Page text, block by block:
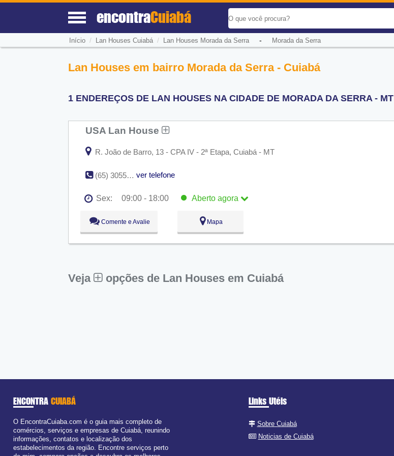
encontraCuiabá
Início / Lan Houses Cuiabá/ Lan Houses Morada da Serra- Morada da Serra
Lan Houses em bairro Morada da Serra - Cuiabá
1 ENDEREÇOS DE LAN HOUSES NA CIDADE DE MORADA DA SERRA - MT
USA Lan House
R. João de Barro, 13 - CPA IV - 2ª Etapa, Cuiabá - MT
(65) 3055-2026 ver telefone
Sex: 09:00 - 18:00 Aberto agora
Seg:
Ter:
09:00 - 18:00
Qua:
09:00 - 18:00
Qui:
09:00 - 18:00
Comente e Avalie Mapa
Veja opções de Lan Houses em Cuiabá
ENCONTRA CUIABÁ
O EncontraCuiaba.com é o guia mais completo de
comércios, serviços e empresas de Cuiabá, reunindo
informações, contatos e localização dos
estabelecimentos da região. Encontre serviços perto
Links Utéis
Sobre Cuiabá
Noticias de Cuiabá